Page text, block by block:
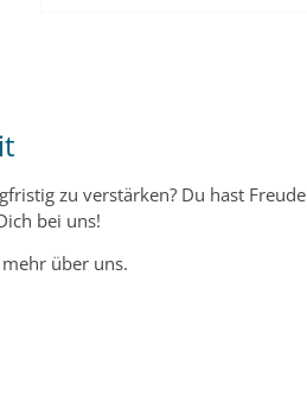
zu verstärken? Du hast Freude
bei uns!
über uns.